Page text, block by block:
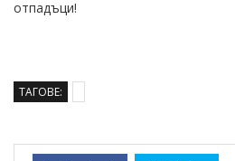
отпадъци!
ТАГОВЕ: